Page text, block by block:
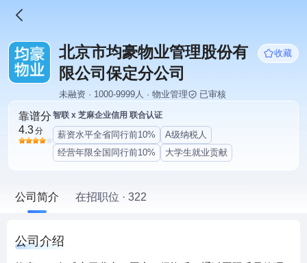
北京市均豪物业管理股份有
限公司保定分公司
收藏
未融资 · 1000-9999人 · 物业管理 已审核
靠谱分
4.3分
智联 x 芝麻企业信用 联合认证
薪资水平全省同行前10%
A级纳税人
经营年限全国同行前10%
大学生就业贡献
公司简介 在招职位 · 322
公司介绍